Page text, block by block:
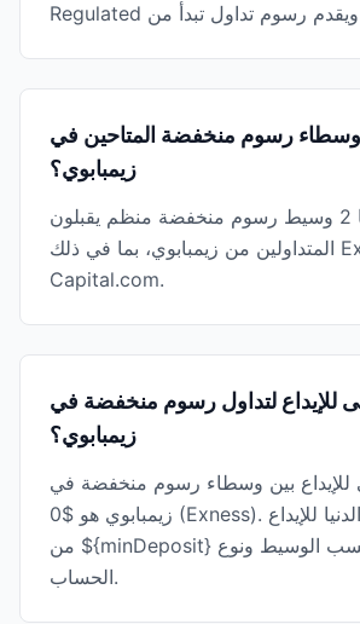
رسوم منخفضة المتاحين في
زيمبابوي؟
يوجد حاليًا 2 وسيط رسوم منخفضة منظم يقبلون
المتداولين من زيمبابوي، بما في ذلك Exness,
Capital.com.
للإيداع لتداول رسوم منخفضة في
زيمبابوي؟
للإيداع بين وسطاء رسوم منخفضة في
زيمبابوي هو $0 (Exness). تتراوح الحدود الدنيا للإيداع
من ${minDeposit} إلى $20 حسب الوسيط ونوع
الحساب.